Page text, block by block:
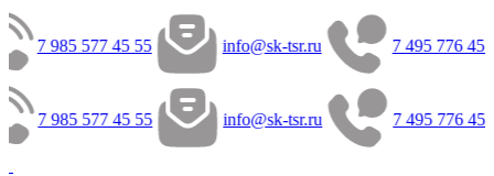
7 985 577 45 55 info@sk-tsr.ru 7 495 776 45
7 985 577 45 55 info@sk-tsr.ru 7 495 776 45